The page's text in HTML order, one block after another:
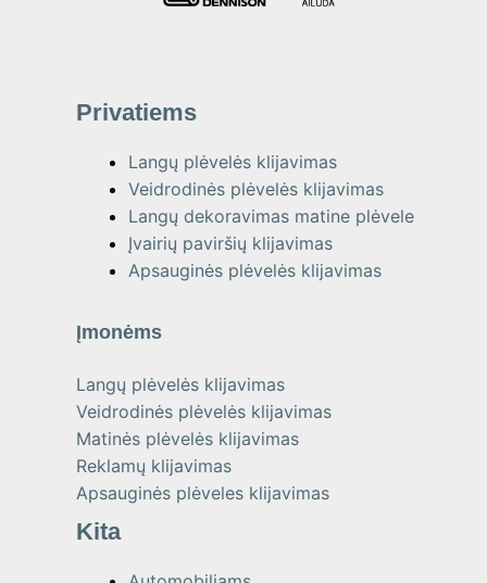
Privatiems
Langų plėvelės klijavimas
Veidrodinės plėvelės klijavimas
Langų dekoravimas matine plėvele
Įvairių paviršių klijavimas
Apsauginės plėvelės klijavimas
Įmonėms
Langų plėvelės klijavimas
Veidrodinės plėvelės klijavimas
Matinės plėvelės klijavimas
Reklamų klijavimas
Apsauginės plėveles klijavimas
Kita